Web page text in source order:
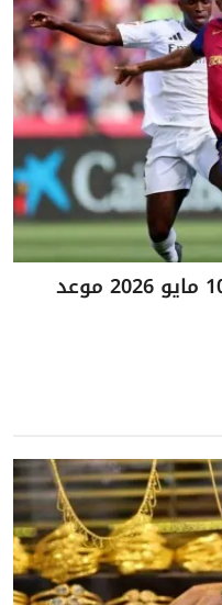
كلاسيكو الأرض اليوم الأحد 10 مايو 2026 موعد